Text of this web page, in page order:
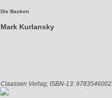
Die Basken
Mark Kurlansky
Claassen Verlag; ISBN-13: